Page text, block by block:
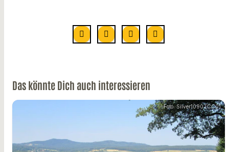
Das könnte Dich auch interessieren
Foto: Silver1090 [CC0]